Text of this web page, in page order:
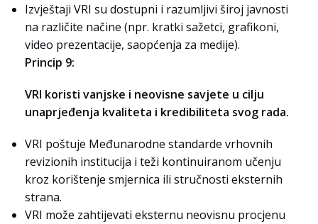
Izvještaji VRI su dostupni i razumljivi široj javnosti
na različite načine (npr. kratki sažetci, grafikoni,
video prezentacije, saopćenja za medije).
Princip 9:
VRI koristi vanjske i neovisne savjete u cilju
unaprjeđenja kvaliteta i kredibiliteta svog rada.
VRI poštuje Međunarodne standarde vrhovnih
revizionih institucija i teži kontinuiranom učenju
kroz korištenje smjernica ili stručnosti eksternih
strana.
VRI može zahtijevati eksternu neovisnu procjenu